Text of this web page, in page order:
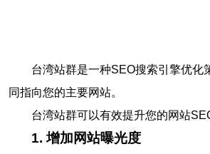
台湾站群是一种SEO搜索引擎优
同指向您的主要网站。
台湾站群可以有效提升您的网站
1. 增加网站曝光度